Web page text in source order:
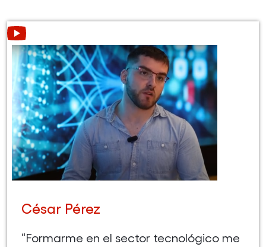
César Pérez
“Formarme en el sector tecnológico me
Leer más acerca de César Pérez (Abre en nueva ventana)